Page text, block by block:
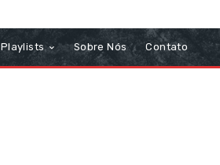
Playlists Sobre Nós Contato